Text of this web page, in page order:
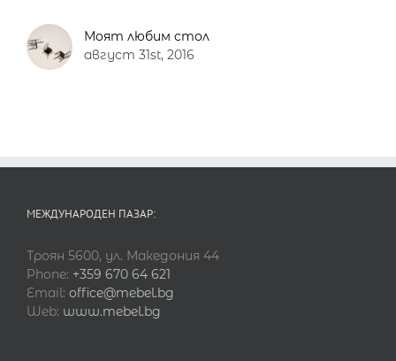
Моят любим стол
август 31st, 2016
МЕЖДУНАРОДЕН ПАЗАР:
Троян 5600, ул. Македония 44
Phone: +359 670 64 621
Email: office@mebel.bg
Web: www.mebel.bg